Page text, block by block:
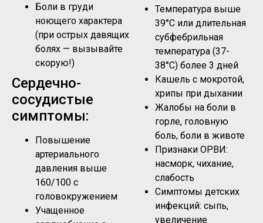
Боли в груди
ноющего характера
(при острых давящих
болях — вызывайте
скорую!)
Сердечно-
сосудистые
симптомы:
Повышение
артериального
давления выше
160/100 с
головокружением
Учащенное
Температура выше
39°C или длительная
субфебрильная
температура (37-
38°C) более 3 дней
Кашель с мокротой,
хрипы при дыхании
Жалобы на боли в
горле, головную
боль, боли в животе
Признаки ОРВИ:
насморк, чихание,
слабость
Симптомы детских
инфекций: сыпь,
увеличение